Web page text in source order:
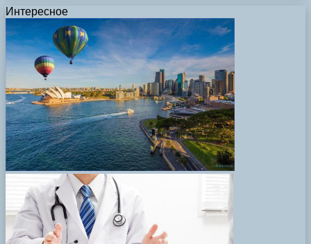
Интересное